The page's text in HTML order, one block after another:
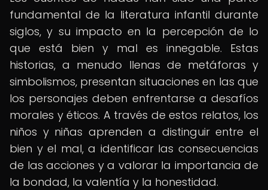
fundamental de la literatura infantil durante
siglos, y su impacto en la percepción de lo
que está bien y mal es innegable. Estas
historias, a menudo llenas de metáforas y
simbolismos, presentan situaciones en las que
los personajes deben enfrentarse a desafíos
morales y éticos. A través de estos relatos, los
niños y niñas aprenden a distinguir entre el
bien y el mal, a identificar las consecuencias
de las acciones y a valorar la importancia de
la bondad, la valentía y la honestidad.